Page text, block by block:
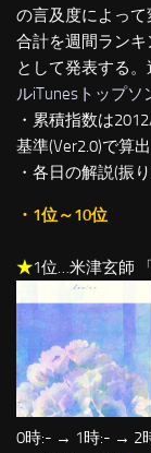
の言及度によっ
合計を週間ランキ
として発表する
ルiTunesトップソ
・累積指数は
基準(Ver2.0)で算
・各日の解説(振
・1位～10位
★1位…米津玄師
0時:- → 1時:- → 2